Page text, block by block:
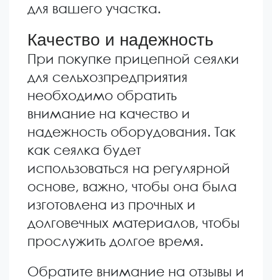
для вашего участка.
Качество и надежность
При покупке прицепной сеялки
для сельхозпредприятия
необходимо обратить
внимание на качество и
надежность оборудования. Так
как сеялка будет
использоваться на регулярной
основе, важно, чтобы она была
изготовлена из прочных и
долговечных материалов, чтобы
прослужить долгое время.
Обратите внимание на отзывы и